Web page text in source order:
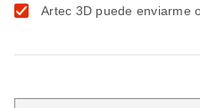
Artec 3D puede enviarme